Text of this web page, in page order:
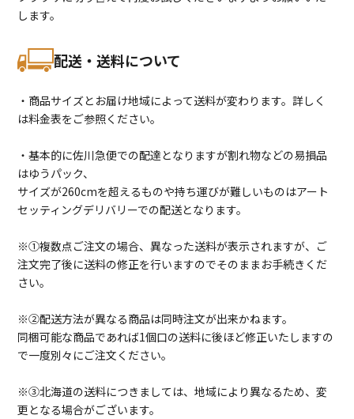
します。
配送・送料について
・商品サイズとお届け地域によって送料が変わります。詳しく
は料金表をご参照ください。
・基本的に佐川急便での配達となりますが割れ物などの易損品
はゆうパック、
サイズが260cmを超えるものや持ち運びが難しいものはアート
セッティングデリバリーでの配送となります。
※①複数点ご注文の場合、異なった送料が表示されますが、ご
注文完了後に送料の修正を行いますのでそのままお手続きくだ
さい。
※②配送方法が異なる商品は同時注文が出来かねます。
同梱可能な商品であれば1個口の送料に後ほど修正いたしますの
で一度別々にご注文ください。
※③北海道の送料につきましては、地域により異なるため、変
更となる場合がございます。